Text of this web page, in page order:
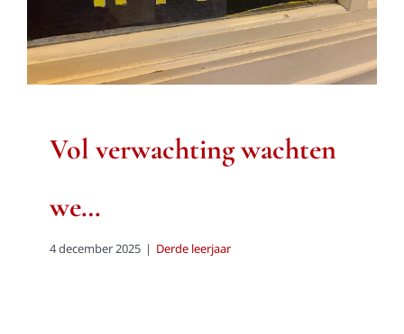
Derde leerjaar
Vol verwachting wachten
we…
4 december 2025 | Derde leerjaar